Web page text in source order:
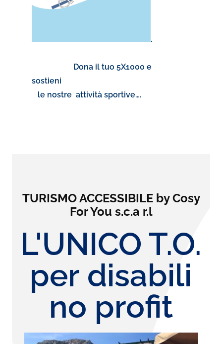
.
Dona il tuo 5X1000 e
sostieni
le nostre attività sportive….
TURISMO ACCESSIBILE by Cosy
For You s.c.a r.l
L'UNICO T.O.
per disabili
no profit